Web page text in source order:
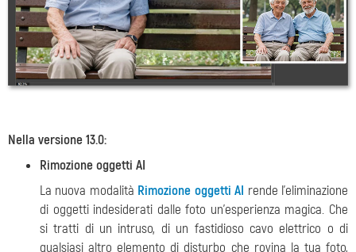
Nella versione 13.0:
Rimozione oggetti AI
La nuova modalità Rimozione oggetti AI rende l'eliminazione
di oggetti indesiderati dalle foto un'esperienza magica. Che
si tratti di un intruso, di un fastidioso cavo elettrico o di
qualsiasi altro elemento di disturbo che rovina la tua foto,